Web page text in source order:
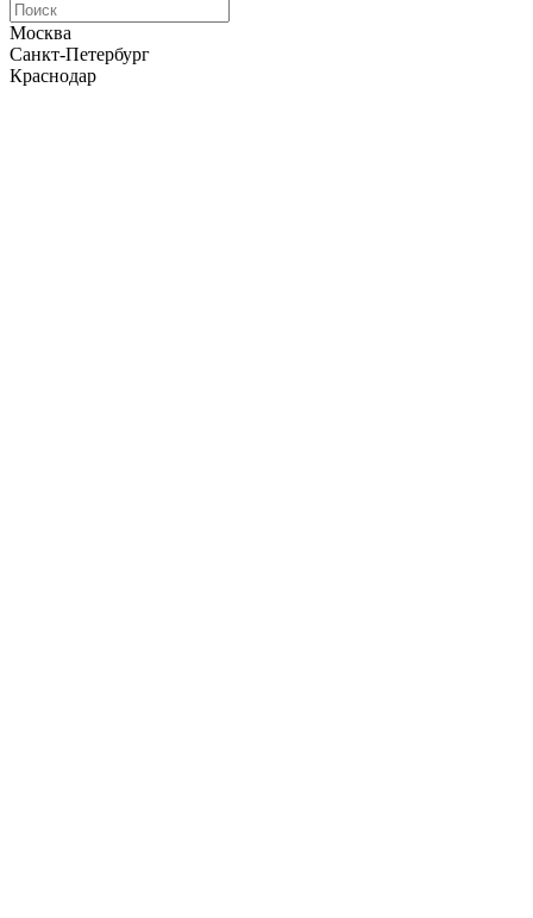
Москва
Санкт-Петербург
Краснодар